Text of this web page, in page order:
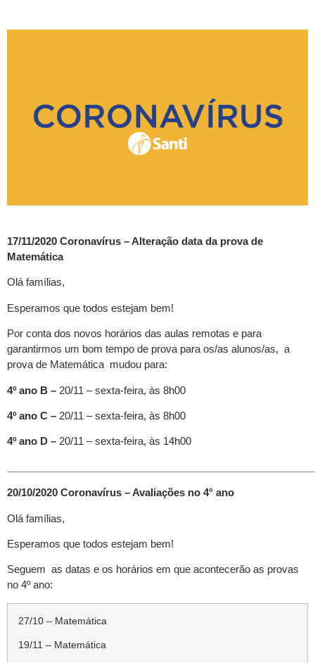
17/11/2020 Coronavírus – Alteração data da prova de
Matemática
Olá famílias,
Esperamos que todos estejam bem!
Por conta dos novos horários das aulas remotas e para
garantirmos um bom tempo de prova para os/as alunos/as, a
prova de Matemática mudou para:
4º ano B – 20/11 – sexta-feira, às 8h00
4º ano C – 20/11 – sexta-feira, às 8h00
4º ano D – 20/11 – sexta-feira, às 14h00
20/10/2020 Coronavírus – Avaliações no 4° ano
Olá famílias,
Esperamos que todos estejam bem!
Seguem as datas e os horários em que acontecerão as provas
no 4º ano:
27/10 – Matemática
19/11 – Matemática